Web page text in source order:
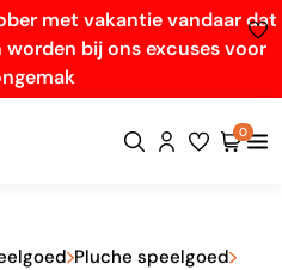
met vakantie vandaar dat
bij ons excuses voor
0
Pluche speelgoed